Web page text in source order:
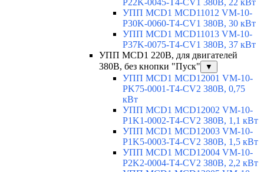
УПП MCD1 MCD11012 VM-10-
P30K-0060-T4-CV1 380В, 30 кВт
УПП MCD1 MCD11013 VM-10-
P37K-0075-T4-CV1 380В, 37 кВт
УПП MCD1 220В, для двигателей
380В, без кнопки "Пуск"
▼
УПП MCD1 MCD12001 VM-10-
PK75-0001-T4-CV2 380В, 0,75
кВт
УПП MCD1 MCD12002 VM-10-
P1K1-0002-T4-CV2 380В, 1,1 кВт
УПП MCD1 MCD12003 VM-10-
P1K5-0003-T4-CV2 380В, 1,5 кВт
УПП MCD1 MCD12004 VM-10-
P2K2-0004-T4-CV2 380В, 2,2 кВт